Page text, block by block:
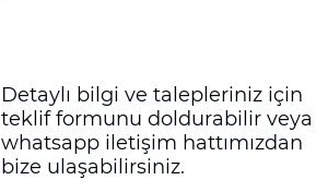
Detaylı bilgi ve talepleriniz için
teklif formunu doldurabilir veya
whatsapp iletişim hattımızdan
bize ulaşabilirsiniz.